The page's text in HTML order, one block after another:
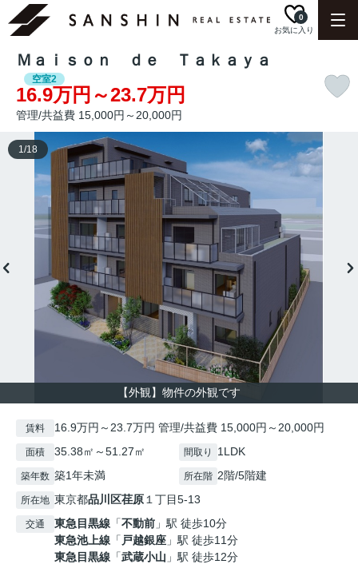
お気に入り
0
Ｍａｉｓｏｎ ｄｅ Ｔａｋａｙａ
空室2
16.9万円～23.7万円
管理/共益費 15,000円～20,000円
【外観】物件の外観です
1/18
賃料 16.9万円～23.7万円 管理/共益費 15,000円～20,000円
面積 35.38㎡～51.27㎡ 間取り 1LDK
築年数 築1年未満 所在階 2階/5階建
所在地 東京都品川区荏原１丁目5-13
交通 東急目黒線 「不動前 」駅 徒歩10分
東急池上線 「 戸越銀座 」駅 徒歩11分
東急目黒線 「武蔵小山 」駅 徒歩12分